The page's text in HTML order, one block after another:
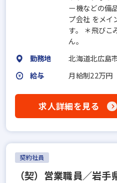
ー機などの備
プ会社 をメイ
す。 ＊飛びこ
ん。
勤務地
北海道北広島
給与
月給制22万円
求人詳細を見る
契約社員
（契）営業職員／岩手